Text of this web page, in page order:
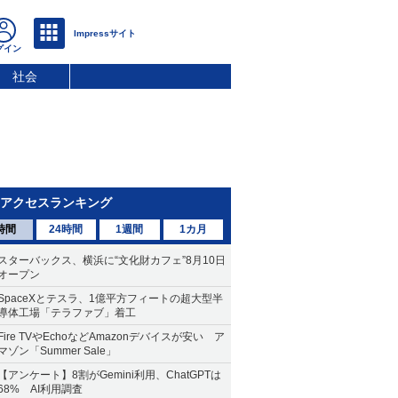
社会
アクセスランキング
間 24時間 1週間 1カ月
ターバックス、横浜に“文化財カフェ”8月10日
ープン
とテスラ、1億平方フィートの超大型半
体工場「テラファブ」着工
TVやEchoなどAmazonデバイスが安い ア
ゾン「Summer Sale」
アンケート】8割がGemini利用、ChatGPTは
AI利用調査